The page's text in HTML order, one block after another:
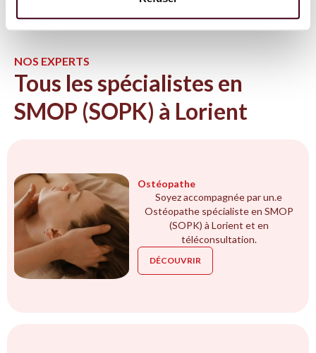
NOS EXPERTS
Tous les spécialistes en
SMOP (SOPK) à Lorient
Ostéopathe
Soyez accompagnée par un.e
Ostéopathe spécialiste en SMOP
(SOPK) à Lorient et en
téléconsultation.
DÉCOUVRIR